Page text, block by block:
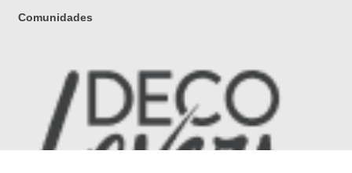
Comunidades